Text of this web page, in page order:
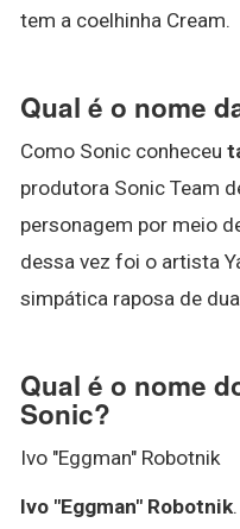
tem a coelhinha Cream.
Qual é o nome
Como Sonic conheceu
produtora Sonic Team
personagem por meio
dessa vez foi o artista
simpática raposa de
Qual é o nome
Sonic?
Ivo "Eggman" Robotnik
Ivo "Eggman" Robotnik